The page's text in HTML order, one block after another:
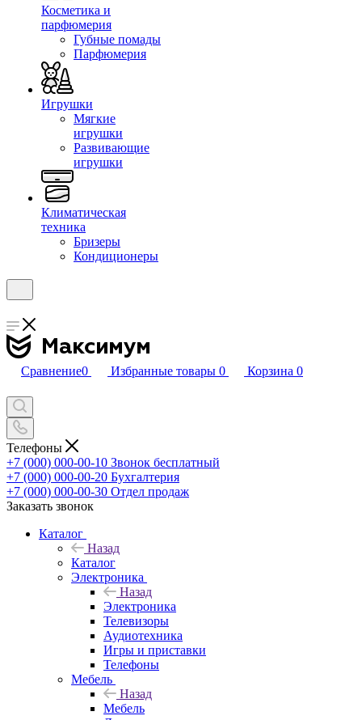
Косметика и
парфюмерия
Губные помады
Парфюмерия
Игрушки
Мягкие
игрушки
Развивающие
игрушки
Климатическая
техника
Бризеры
Кондиционеры
Сравнение0 Избранные товары 0 Корзина 0
Телефоны
+7 (000) 000-00-10 Звонок бесплатный
+7 (000) 000-00-20 Бухгалтерия
+7 (000) 000-00-30 Отдел продаж
Заказать звонок
Каталог
Назад
Каталог
Электроника
Назад
Электроника
Телевизоры
Аудиотехника
Игры и приставки
Телефоны
Мебель
Назад
Мебель